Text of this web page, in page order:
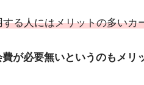
る人にはメリットの多いカ
が必要無いというのもメリ